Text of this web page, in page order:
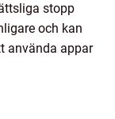
stopp
och kan
använda appar